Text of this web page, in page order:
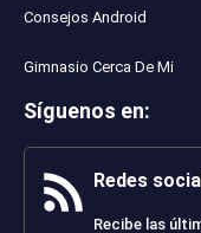
Consejos Android
Gimnasio Cerca De Mi
Síguenos en:
Redes
Recibe las